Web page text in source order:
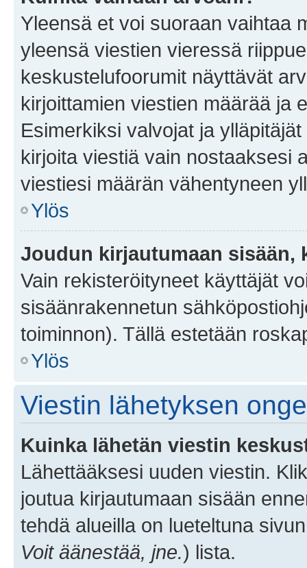
Yleensä et voi suoraan vaihtaa
yleensä viestien vieressä
keskustelufoorumit näyttävät
kirjoittamien viestien määrää ja
Esimerkiksi valvojat ja
kirjoita viestiä vain nostaaksesi
viestiesi määrän vähentyneen
Ylös
Joudun kirjautumaan sisään,
Vain rekisteröityneet käyttäjät
sisäänrakennetun
toiminnon). Tällä estetään
Ylös
Viestin lähetyksen
Kuinka lähetän viestin
Lähettääksesi uuden viestin.
joutua kirjautumaan sisään
tehdä alueilla on lueteltuna
Voit äänestää, jne.) lista.